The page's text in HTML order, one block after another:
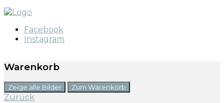
Facebook
Instagram
Warenkorb
Zeige alle Bilder Zum Warenkorb
Zurück